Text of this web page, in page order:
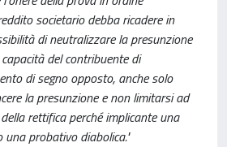
societario debba ricadere in
di neutralizzare la presunzione
del contribuente di
di segno opposto, anche solo
la presunzione e non limitarsi ad
rettifica perché implicante una
una probativo diabolica."